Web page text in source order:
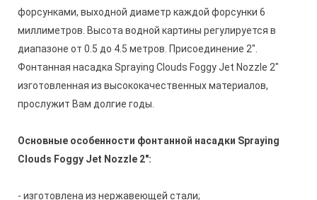
форсунками, выходной диаметр каждой форсунки 6
миллиметров. Высота водной картины регулируется в
диапазоне от 0.5 до 4.5 метров. Присоединение 2".
Фонтанная насадка Spraying Clouds Foggy Jet Nozzle 2"
изготовленная из высококачественных материалов,
прослужит Вам долгие годы.
Основные особенности фонтанной насадки Spraying
Clouds Foggy Jet Nozzle 2":
- изготовлена из нержавеющей стали;